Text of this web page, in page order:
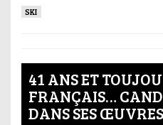
SKI
41 ANS ET
FRANÇAIS…
DANS SES